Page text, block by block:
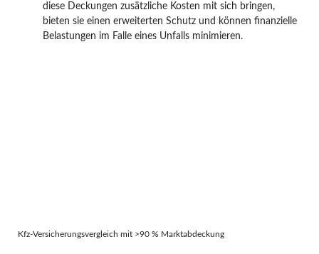
diese Deckungen zusätzliche Kosten mit sich bringen,
bieten sie einen erweiterten Schutz und können finanzielle
Belastungen im Falle eines Unfalls minimieren.
Kfz-Versicherungsvergleich mit >90 % Marktabdeckung